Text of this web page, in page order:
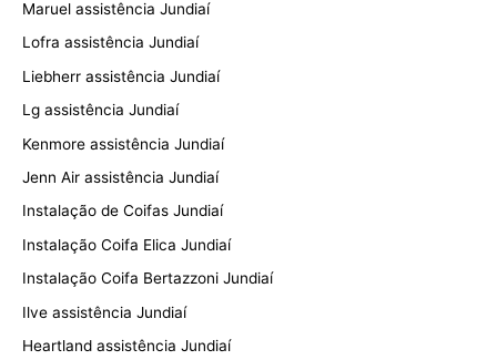
Maruel assistência Jundiaí
Lofra assistência Jundiaí
Liebherr assistência Jundiaí
Lg assistência Jundiaí
Kenmore assistência Jundiaí
Jenn Air assistência Jundiaí
Instalação de Coifas Jundiaí
Instalação Coifa Elica Jundiaí
Instalação Coifa Bertazzoni Jundiaí
Ilve assistência Jundiaí
Heartland assistência Jundiaí